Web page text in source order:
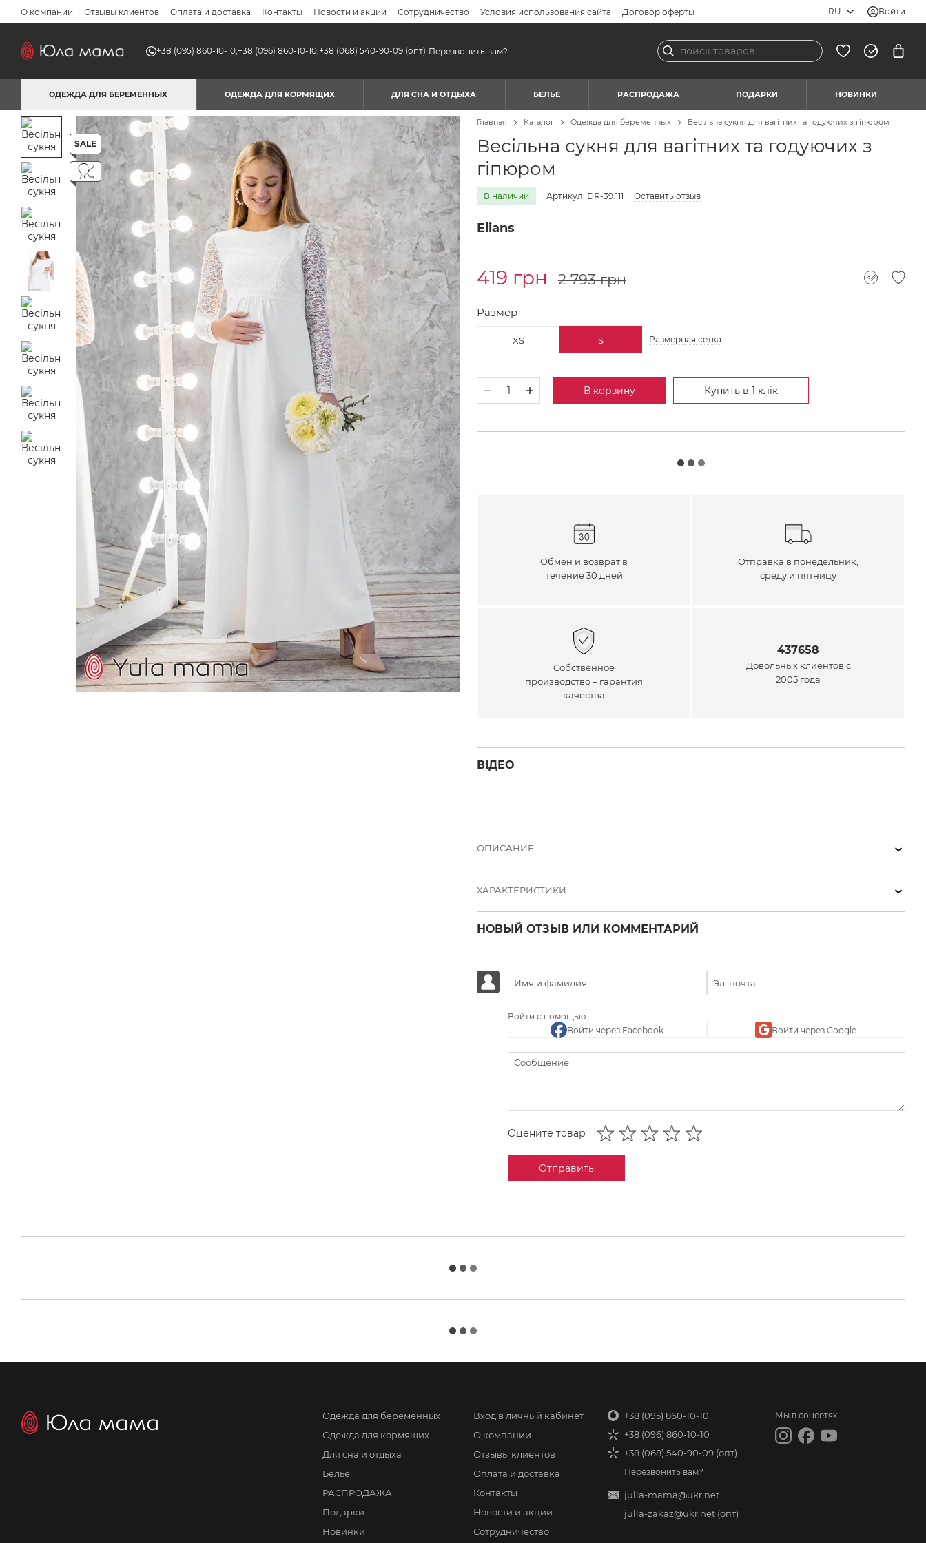
Перейти к основному контенту
О компании Отзывы клиентов Оплата и доставка Контакты Новости и акции Сотрудничество Условия использования сайта Договор оферты RU Войти
+38 (095) 860-10-10,+38 (096) 860-10-10,+38 (068) 540-90-09 (опт) Перезвонить вам?
ОДЕЖДА ДЛЯ БЕРЕМЕННЫХ ОДЕЖДА ДЛЯ КОРМЯЩИХ ДЛЯ СНА И ОТДЫХА БЕЛЬЕ РАСПРОДАЖА ПОДАРКИ НОВИНКИ
SALE
Главная Каталог Одежда для беременных Весільна сукня для вагітних та годуючих з гіпюром
Весільна сукня для вагітних та годуючих з
гіпюром
В наличии Артикул: DR-39.111 Оставить отзыв
Elians
419 грн 2 793 грн
Размер
XS S Размерная сетка
В корзину Купить в 1 клік
Обмен и возврат в
течение 30 дней
Отправка в понедельник,
среду и пятницу
Собственное
производство – гарантия
качества
437658
Довольных клиентов с
2005 года
ВІДЕО
ОПИСАНИЕ
ХАРАКТЕРИСТИКИ
НОВЫЙ ОТЗЫВ ИЛИ КОММЕНТАРИЙ
Войти с помощью
Войти через Facebook
Войти через Google
Оцените товар
Отправить
Одежда для беременных
Одежда для кормящих
Для сна и отдыха
Белье
РАСПРОДАЖА
Подарки
Новинки
Вход в личный кабинет
О компании
Отзывы клиентов
Оплата и доставка
Контакты
Новости и акции
Сотрудничество
+38 (095) 860-10-10
+38 (096) 860-10-10
+38 (068) 540-90-09 (опт)
Перезвонить вам?
julla-mama@ukr.net
julla-zakaz@ukr.net (опт)
Мы в соцсетях